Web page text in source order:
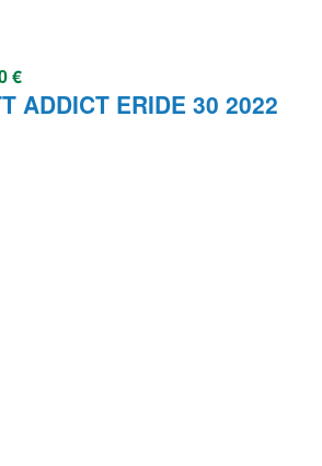
€
ADDICT ERIDE 30 2022